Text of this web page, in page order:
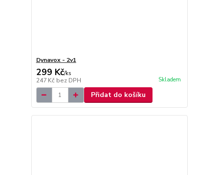
Dynavox - 2v1
299 Kč/ks
247 Kč bez DPH Skladem
Přidat do košíku